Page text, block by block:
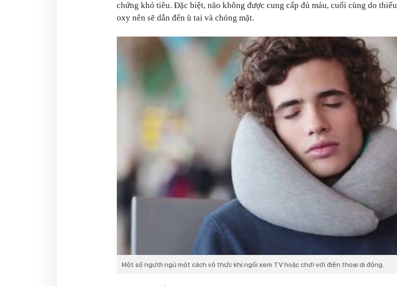
chứng khó tiêu. Đặc biệt, não không được cung cấp đủ máu, cuối cùng do thiếu
oxy nên sẽ dẫn đến ù tai và chóng mặt.
Một số người ngủ một cách vô thức khi ngồi xem TV hoặc chơi với điện thoại di động.